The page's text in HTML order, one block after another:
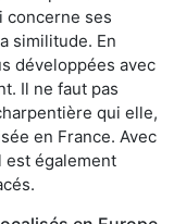
concerne ses
similitude. En
développées avec
Il ne faut pas
qui elle,
en France. Avec
est également